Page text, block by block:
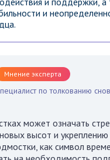
и
Мнение эксперта
по толкованию снов
может означать
высот и укреплению
как символ